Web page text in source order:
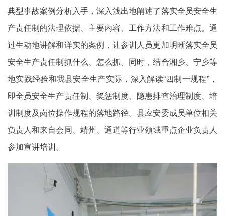
典型事故案例分析入手，深入浅出地阐述了落实全员安全生
产责任制的法理依据、主要内容、工作方法和工作难点。通
过生动地讲解和详实的案例，让参训人员更加明晰落实全员
安全生产责任制抓什么、怎么抓。同时，结合湘乡、宁乡等
地实践经验和我县安全生产实际，深入解读“四制一规程”，
即全员安全生产责任制、奖惩制度、隐患排查治理制度、培
训制度及岗位操作规程的落地路径。县应安委成员单位相关
负责人和来自会同、靖州、通道等行业领域重点企业负责人
参加宣讲培训。